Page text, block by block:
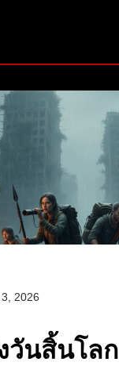
2026
วันสิ้นโล